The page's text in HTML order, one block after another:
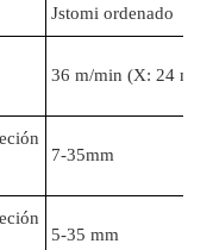
Jstomi ordenado
36 m/min (X: 24 m/
7-35mm
5-35 mm